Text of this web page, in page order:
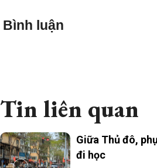
Bình luận
Tin liên quan
Giữa Thủ đô,
đi học